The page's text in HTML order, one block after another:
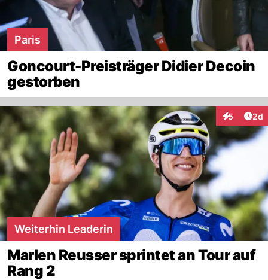
Paris
Goncourt-Preisträger Didier Decoin
gestorben
5 2d
Weiterhin Leaderin
Marlen Reusser sprintet an Tour auf
Rang 2